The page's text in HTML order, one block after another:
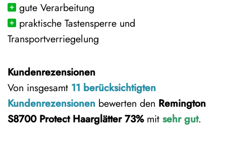
gute Verarbeitung
praktische Tastensperre und
Transportverriegelung
Kundenrezensionen
Von insgesamt 11 berücksichtigten
Kundenrezensionen bewerten den Remington
S8700 Protect Haarglätter73%mit sehr gut.